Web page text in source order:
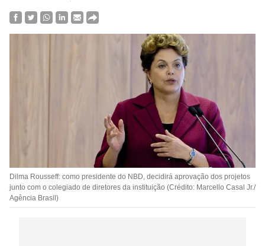
Dilma Rousseff: como presidente do NBD, decidirá aprovação dos projetos
junto com o colegiado de diretores da instituição (Crédito: Marcello Casal Jr./
Agência Brasil)